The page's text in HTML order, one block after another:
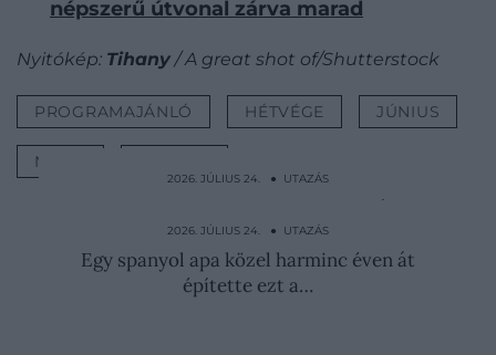
népszerű útvonal zárva marad
Nyitókép: Tihany/ A great shot of/Shutterstock
PROGRAMAJÁNLÓ HÉTVÉGE JÚNIUS
NYÁRI
2026. JÚLIUS 24. ● UTAZÁS
Alig 12 éve épült, mégis lebonthatják a
Deseda-kilátót
2026. JÚLIUS 24. ● UTAZÁS
Egy spanyol apa közel harminc éven át
építette ezt a…